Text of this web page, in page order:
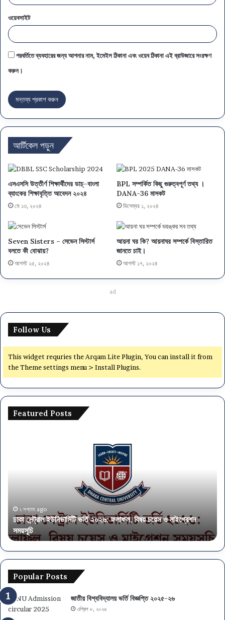
ওয়েবসাইট
পরবর্তিতে ব্যবহারের জন্য আপনার নাম, ইমেইল ঠিকানা এবং ওয়েব ঠিকানা এই ব্রাউজারে সংরক্ষণ
করুন।
আর্টিকেল পড়ুন
এসএসসি উত্তীর্ণ শিক্ষার্থীদের ডাচ্–বাংলা
ব্যাংকের শিক্ষাবৃত্তি আবেদন ২০২৪
মে ১৩, ২০২৪
BPL সম্পর্কিত কিছু গুরুত্বপূর্ণ তথ্য ।
DANA-36 মাসকট
ডিসেম্বর ১, ২০২৪
Seven Sisters – সেভেন সিস্টার্স
বলতে কী বোঝায়?
আগস্ট ২৫, ২০২৪
আয়না ঘর কি? আয়নাঘর সম্পর্কে বিস্তারিত
জানতে চাই।
আগস্ট ১৭, ২০২৪
ad
Follow Us
This widget requries the Arqam Lite Plugin, You can install it from
the Theme settings menu > Install Plugins.
Featured Posts
চয়েস
মাইগ্রেশন
সময়সূচি
২ সপ্তাহ ago
ঢাকা সেন্ট্রাল ইউনিভার্সিটি ভর্তি ২০২৬: ফলাফল, বিষয় চয়েস ও মাইগ্রেশন
সময়সূচি
Popular Posts
জাতীয় বিশ্ববিদ্যালয় ভর্তি বিজ্ঞপ্তি ২০২৫-২৬
এপ্রিল ৮, ২০২৬